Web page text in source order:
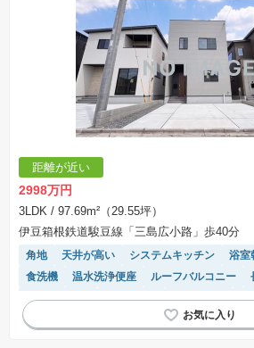
の一例であって、プランの採用可否は任意です。
※土地（建築条件なし）で「建物プラン例」が表記してある
負会社によるもので、当該建築請負会社以外で建てた場合、
とは限りません。また建築請負会社を特定するものではあり
※建築条件付き土地とは、その土地に建築する建物の建築請
ことを条件として売買される土地のことをいいます。建築請
協議するため、土地購入者が自己の希望する建物の設計協議
交渉期間が設定され、その期間内で希望を満たすプランが実
します。なお、この期間は概ね3ヶ月程度とされています。
負契約が成立しない場合、土地売買契約は白紙に戻り、土地
手付金など）は名目のいかんに関わらず、全て返却されます
※「本体価格」とは、課税対象物件においては「消費税を除
合計額を指します。
表示されておりません。
※取引にかかる費用：物件の契約手続き、決済、引き渡し時
不動産会社によって表記有無が異なるため、ご自身で十分な
いたします。
場合があります。
距離が近い
2998万円
3LDK / 97.69m²（29.55坪）
伊豆箱根鉄道駿豆線「三島広小路」歩40分
角地 天井が高い システムキッチン 浴室
食洗機
温水洗浄便座 ルーフバルコニー
対面キッチン
窓付き浴室 陽当り良好 閑
トイレ2個以上 モニタ